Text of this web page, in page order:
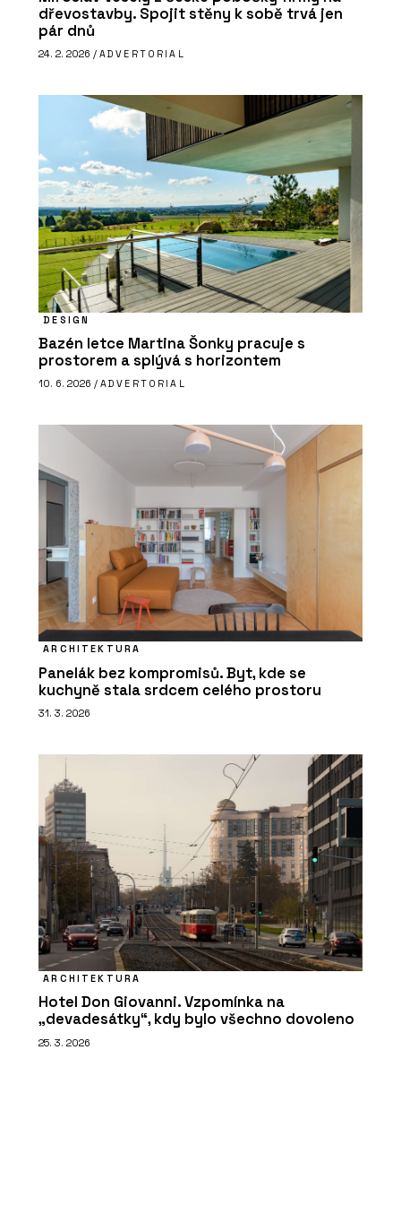
dřevostavby. Spojit stěny k sobě trvá jen
pár dnů
24. 2. 2026 / ADVERTORIAL
DESIGN
Bazén letce Martina Šonky pracuje s
prostorem a splývá s horizontem
10. 6. 2026 / ADVERTORIAL
ARCHITEKTURA
Panelák bez kompromisů. Byt, kde se
kuchyně stala srdcem celého prostoru
31. 3. 2026
ARCHITEKTURA
Hotel Don Giovanni. Vzpomínka na
„devadesátky“, kdy bylo všechno dovoleno
25. 3. 2026